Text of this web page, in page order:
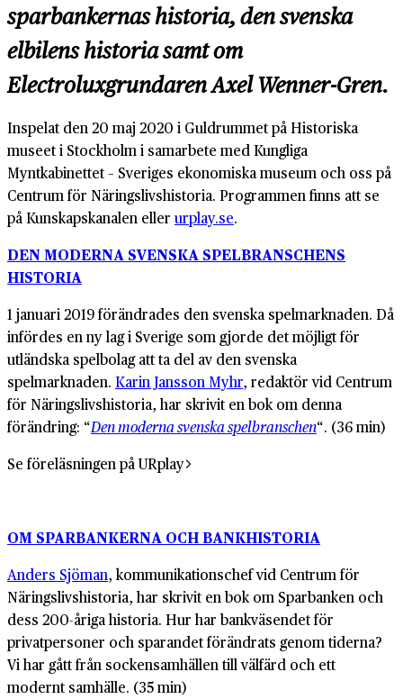
sparbankernas historia, den svenska
elbilens historia samt om
Electroluxgrundaren Axel Wenner-Gren.
Inspelat den 20 maj 2020 i Guldrummet på Historiska
museet i Stockholm i samarbete med Kungliga
Myntkabinettet – Sveriges ekonomiska museum och oss på
Centrum för Näringslivshistoria. Programmen finns att se
på Kunskapskanalen eller urplay.se.
DEN MODERNA SVENSKA SPELBRANSCHENS
HISTORIA
1 januari 2019 förändrades den svenska spelmarknaden. Då
infördes en ny lag i Sverige som gjorde det möjligt för
utländska spelbolag att ta del av den svenska
spelmarknaden. Karin Jansson Myhr, redaktör vid Centrum
för Näringslivshistoria, har skrivit en bok om denna
förändring: “Den moderna svenska spelbranschen“. (36 min)
Se föreläsningen på URplay
OM SPARBANKERNA OCH BANKHISTORIA
Anders Sjöman, kommunikationschef vid Centrum för
Näringslivshistoria, har skrivit en bok om Sparbanken och
dess 200-åriga historia. Hur har bankväsendet för
privatpersoner och sparandet förändrats genom tiderna?
Vi har gått från sockensamhällen till välfärd och ett
modernt samhälle. (35 min)